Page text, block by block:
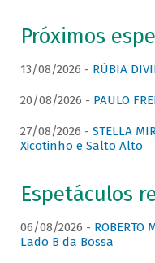
Próximos
13/08/2026 - RÚBIA
20/08/2026 - PAULO
27/08/2026 - STELLA
Xicotinho e Salto Alto
Espetáculos
06/08/2026 - ROBERTO
Lado B da Bossa